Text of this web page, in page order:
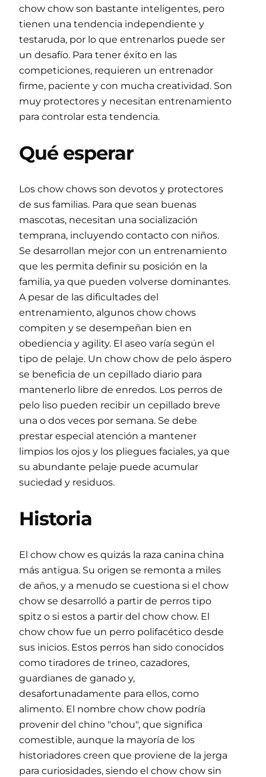
chow chow son bastante inteligentes, pero
tienen una tendencia independiente y
testaruda, por lo que entrenarlos puede ser
un desafío. Para tener éxito en las
competiciones, requieren un entrenador
firme, paciente y con mucha creatividad. Son
muy protectores y necesitan entrenamiento
para controlar esta tendencia.
Qué esperar
Los chow chows son devotos y protectores
de sus familias. Para que sean buenas
mascotas, necesitan una socialización
temprana, incluyendo contacto con niños.
Se desarrollan mejor con un entrenamiento
que les permita definir su posición en la
familia, ya que pueden volverse dominantes.
A pesar de las dificultades del
entrenamiento, algunos chow chows
compiten y se desempeñan bien en
obediencia y agility. El aseo varía según el
tipo de pelaje. Un chow chow de pelo áspero
se beneficia de un cepillado diario para
mantenerlo libre de enredos. Los perros de
pelo liso pueden recibir un cepillado breve
una o dos veces por semana. Se debe
prestar especial atención a mantener
limpios los ojos y los pliegues faciales, ya que
su abundante pelaje puede acumular
suciedad y residuos.
Historia
El chow chow es quizás la raza canina china
más antigua. Su origen se remonta a miles
de años, y a menudo se cuestiona si el chow
chow se desarrolló a partir de perros tipo
spitz o si estos a partir del chow chow. El
chow chow fue un perro polifacético desde
sus inicios. Estos perros han sido conocidos
como tiradores de trineo, cazadores,
guardianes de ganado y,
desafortunadamente para ellos, como
alimento. El nombre chow chow podría
provenir del chino "chou", que significa
comestible, aunque la mayoría de los
historiadores creen que proviene de la jerga
para curiosidades, siendo el chow chow sin